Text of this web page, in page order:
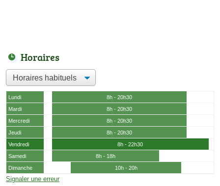
Horaires
Lundi
8h - 20h30
Mardi
8h - 20h30
Mercredi
8h - 20h30
Jeudi
8h - 20h30
Vendredi
8h - 22h30
Samedi
8h - 18h
Dimanche
10h - 20h
Signaler une erreur